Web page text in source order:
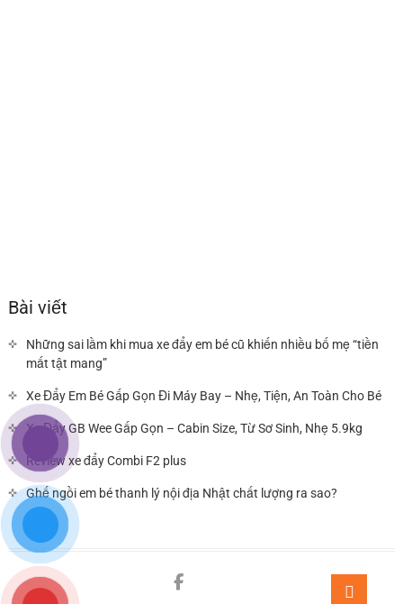
Bài viết
Những sai lầm khi mua xe đẩy em bé cũ khiến nhiều bố mẹ “tiền
mất tật mang”
Xe Đẩy Em Bé Gấp Gọn Đi Máy Bay – Nhẹ, Tiện, An Toàn Cho Bé
Xe Đẩy GB Wee Gấp Gọn – Cabin Size, Từ Sơ Sinh, Nhẹ 5.9kg
Review xe đẩy Combi F2 plus
Ghế ngồi em bé thanh lý nội địa Nhật chất lượng ra sao?
Facebook
Go